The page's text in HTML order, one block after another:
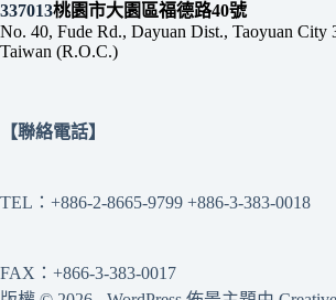
337013桃園市大園區福德路40號
No. 40, Fude Rd., Dayuan Dist., Taoyuan City
Taiwan (R.O.C.)
【聯絡電話】
TEL：+886-2-8665-9799 +886-3-383-0018
FAX：+866-3-383-0017